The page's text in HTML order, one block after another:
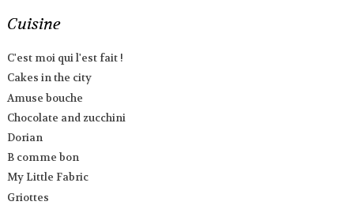
Cuisine
C'est moi qui l'est fait !
Cakes in the city
Amuse bouche
Chocolate and zucchini
Dorian
B comme bon
My Little Fabric
Griottes